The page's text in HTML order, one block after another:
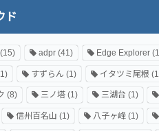
ド
(15) adpr(41) Edge Explorer
すずらん (1) イタツミ尾根
(8) 三ノ塔(1) 三湖台 (1)
信州百名山 (1) 八子ヶ峰(1)